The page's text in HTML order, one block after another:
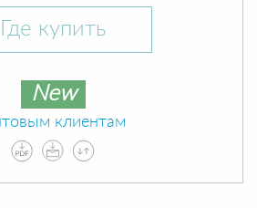
Где купить
New
клиентам